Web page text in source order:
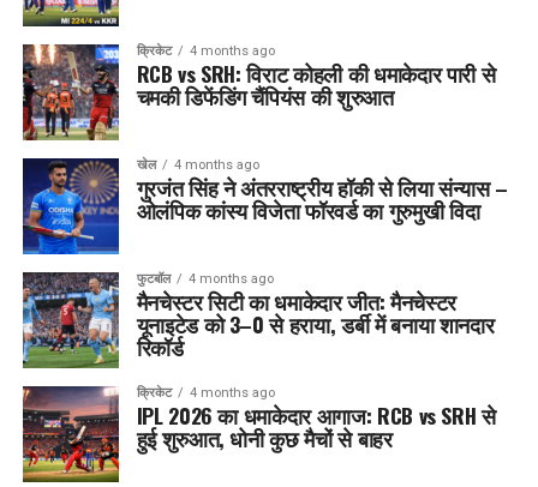
क्रिकेट 4 months ago
RCB vs SRH: विराट कोहली की धमाकेदार पारी से
चमकी डिफेंडिंग चैंपियंस की शुरुआत
खेल 4 months ago
गुरजंत सिंह ने अंतरराष्ट्रीय हॉकी से लिया संन्यास –
ओलंपिक कांस्य विजेता फॉरवर्ड का गुरुमुखी विदा
फुटबॉल 4 months ago
मैनचेस्टर सिटी का धमाकेदार जीत: मैनचेस्टर
यूनाइटेड को 3–0 से हराया, डर्बी में बनाया शानदार
रिकॉर्ड
क्रिकेट 4 months ago
IPL 2026 का धमाकेदार आगाज: RCB vs SRH से
हुई शुरुआत, धोनी कुछ मैचों से बाहर